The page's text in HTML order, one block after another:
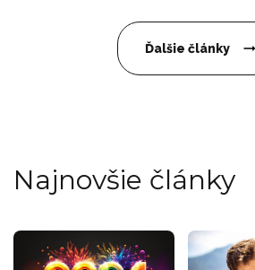
Ďalšie články
Najnovšie články